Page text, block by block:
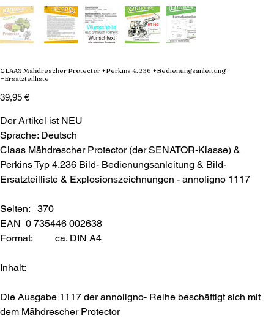
CLAAS Mähdrescher Protector +Perkins 4.236 +Bedienungsanleitung
+Ersatzteilliste
Preis
39,95 €
Der Artikel ist NEU
Sprache: Deutsch
Claas Mähdrescher Protector (der SENATOR-Klasse) &
Perkins Typ 4.236 Bild- Bedienungsanleitung & Bild-
Ersatzteilliste & Explosionszeichnungen - annoligno 1117
Seiten: 370
EAN 0 735446 002638
Format: ca. DIN A4
Inhalt:
Die Ausgabe 1117 der annoligno- Reihe beschäftigt sich mit
dem Mähdrescher Protector